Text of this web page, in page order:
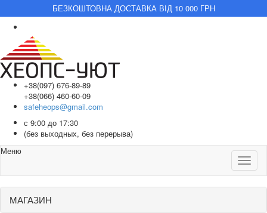
БЕЗКОШТОВНА ДОСТАВКА ВІД 10 000 ГРН
+38(097) 676-89-89
+38(066) 460-60-09
safeheops@gmail.com
с 9:00 до 17:30
(без выходных, без перерыва)
Меню
Toggle
МАГАЗИН